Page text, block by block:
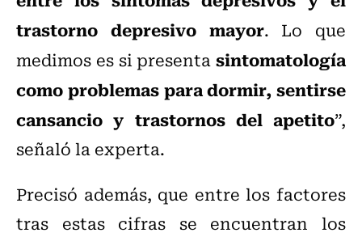
trastorno depresivo mayor. Lo que
medimos es si presentasintomatología
como problemas para dormir, sentirse
cansancio y trastornos del apetito”,
señaló la experta.
Precisó además, que entre los factores
tras estas cifras se encuentran los